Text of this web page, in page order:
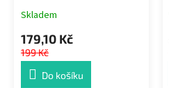
Skladem
179,10 Kč
199 Kč
Do košíku